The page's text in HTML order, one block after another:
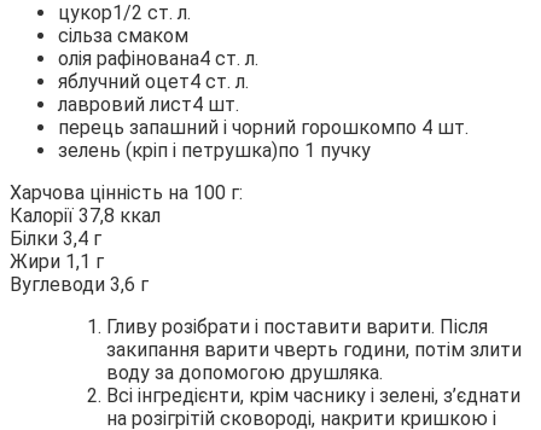
цукор1/2 ст. л.
сільза смаком
олія рафінована4 ст. л.
яблучний оцет4 ст. л.
лавровий лист4 шт.
перець запашний і чорний горошкомпо 4 шт.
зелень (кріп і петрушка)по 1 пучку
Харчова цінність на 100 г:
Калорії 37,8 ккал
Білки 3,4 г
Жири 1,1 г
Вуглеводи 3,6 г
Гливу розібрати і поставити варити. Після
закипання варити чверть години, потім злити
воду за допомогою друшляка.
Всі інгредієнти, крім часнику і зелені, з’єднати
на розігрітій сковороді, накрити кришкою і